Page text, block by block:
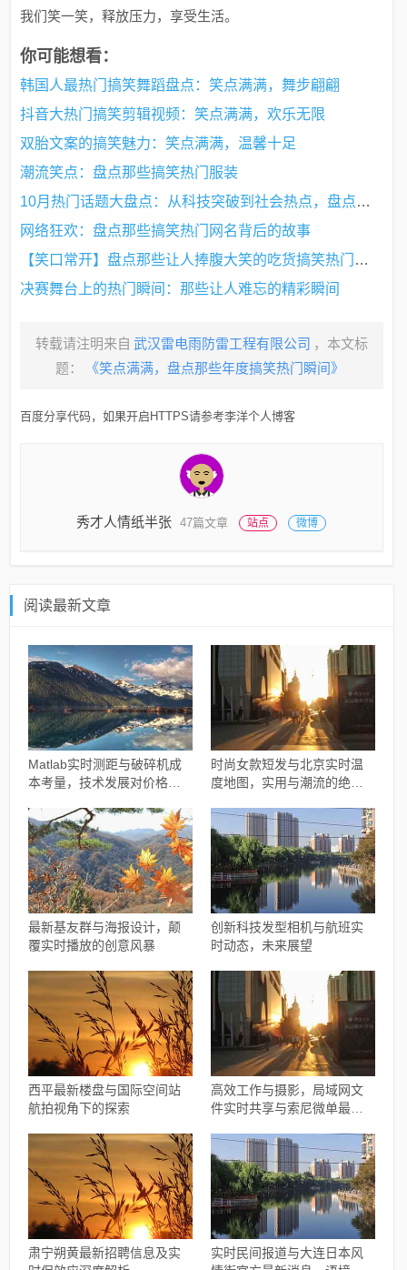
我们笑一笑，释放压力，享受生活。
你可能想看：
韩国人最热门搞笑舞蹈盘点：笑点满满，舞步翩翩
抖音大热门搞笑剪辑视频：笑点满满，欢乐无限
双胎文案的搞笑魅力：笑点满满，温馨十足
潮流笑点：盘点那些搞笑热门服装
10月热门话题大盘点：从科技突破到社会热点，盘点那些引发热议的瞬间
网络狂欢：盘点那些搞笑热门网名背后的故事
【笑口常开】盘点那些让人捧腹大笑的吃货搞笑热门视频下载攻略
决赛舞台上的热门瞬间：那些让人难忘的精彩瞬间
转载请注明来自 武汉雷电雨防雷工程有限公司 ，本文标
题：
《笑点满满，盘点那些年度搞笑热门瞬间》
百度分享代码，如果开启HTTPS请参考李洋个人博客
秀才人情纸半张 47篇文章 站点 微博
阅读最新文章
Matlab实时测距与破碎机成
本考量，技术发展对价格的
时尚女款短发与北京实时温
度地图，实用与潮流的绝佳
最新基友群与海报设计，颠
覆实时播放的创意风暴
创新科技发型相机与航班实
时动态，未来展望
西平最新楼盘与国际空间站
航拍视角下的探索
高效工作与摄影，局域网文
件实时共享与索尼微单最新
肃宁朔黄最新招聘信息及实
实时民间报道与大连日本风